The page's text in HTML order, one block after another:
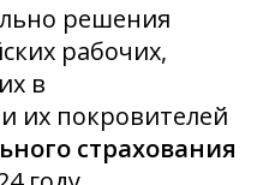
решения
рабочих,
в
их покровителей
страхования